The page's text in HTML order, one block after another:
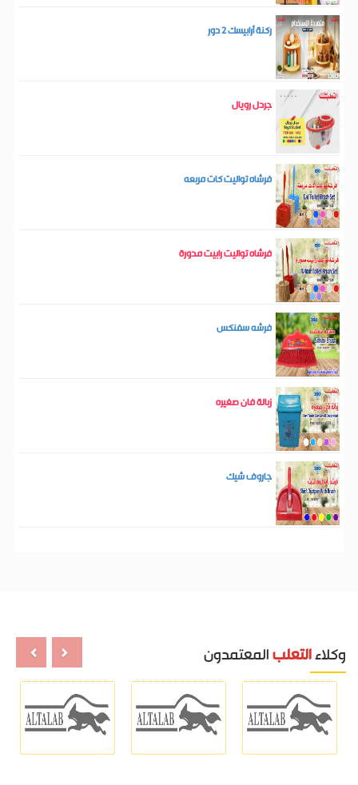
ركنة أرابيسك 2 دور
جردل رويال
فرشاه تواليت كات مربعه
فرشاه تواليت رابيت مدورة
فرشه سفنكس
زبالة فان صغيره
جاروف شيك
وكلاء التعلب المعتمدون